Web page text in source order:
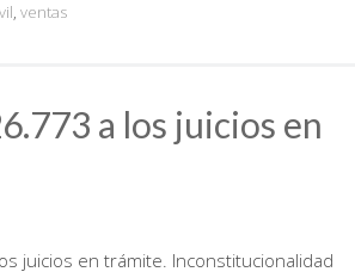
, ventas
a los juicios en
juicios en trámite. Inconstitucionalidad